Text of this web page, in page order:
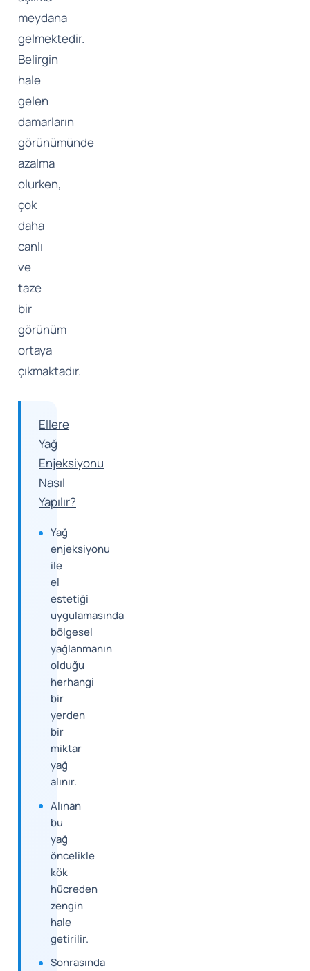
meydana
gelmektedir.
Belirgin
hale
gelen
damarların
görünümünde
azalma
olurken,
çok
daha
canlı
ve
taze
bir
görünüm
ortaya
çıkmaktadır.
Ellere
Yağ
Enjeksiyonu
Nasıl
Yapılır?
Yağ
enjeksiyonu
ile
el
estetiği
uygulamasında
bölgesel
yağlanmanın
olduğu
herhangi
bir
yerden
bir
miktar
yağ
alınır.
Alınan
bu
yağ
öncelikle
kök
hücreden
zengin
hale
getirilir.
Sonrasında